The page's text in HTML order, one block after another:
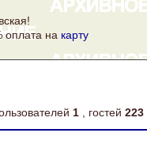
оплата на карту
1 , гостей 223